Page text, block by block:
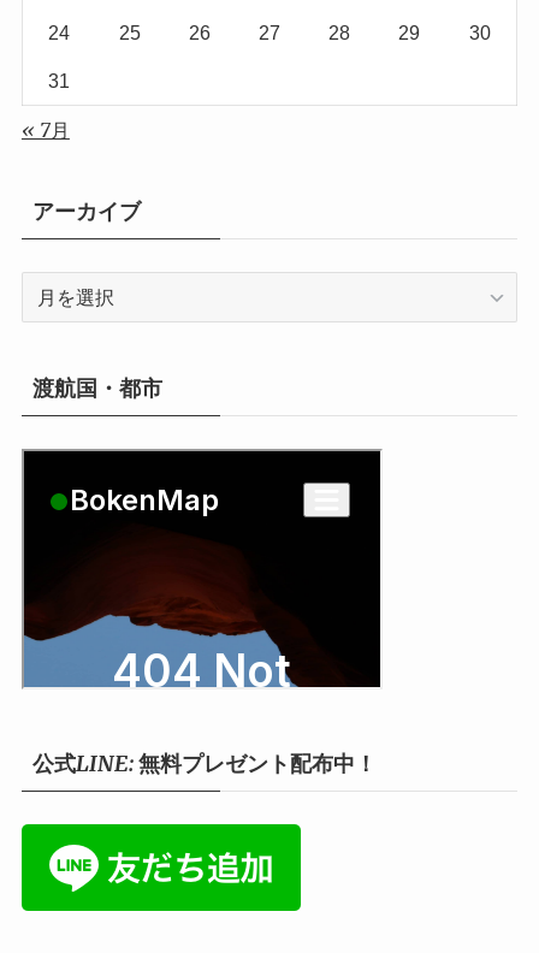
24 25 26 27 28 29 30
31
« 7月
アーカイブ
ー
イ
ブ
渡航国・都市
公式LINE: 無料プレゼント配布中！